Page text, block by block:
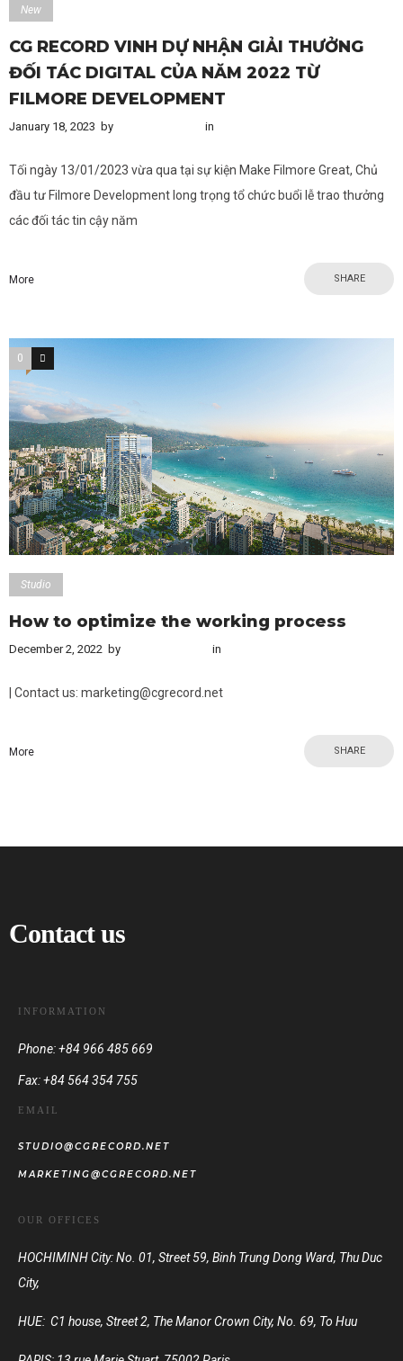
New
CG RECORD VINH DỰ NHẬN GIẢI THƯỞNG
ĐỐI TÁC DIGITAL CỦA NĂM 2022 TỪ
FILMORE DEVELOPMENT
January 18, 2023 by in
Tối ngày 13/01/2023 vừa qua tại sự kiện Make Filmore Great, Chủ
đầu tư Filmore Development long trọng tổ chức buổi lễ trao thưởng
các đối tác tin cậy năm
More SHARE
0 0
Studio
How to optimize the working process
December 2, 2022 by in
| Contact us: marketing@cgrecord.net
More SHARE
Contact us
INFORMATION
Phone: +84 966 485 669
Fax: +84 564 354 755
EMAIL
STUDIO@CGRECORD.NET
MARKETING@CGRECORD.NET
OUR OFFICES
HOCHIMINH City: No. 01, Street 59, Binh Trung Dong Ward, Thu Duc
City,
HUE: C1 house, Street 2, The Manor Crown City, No. 69, To Huu